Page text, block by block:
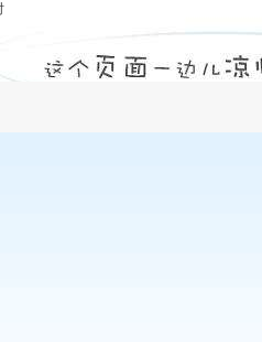
：水利工程建设监